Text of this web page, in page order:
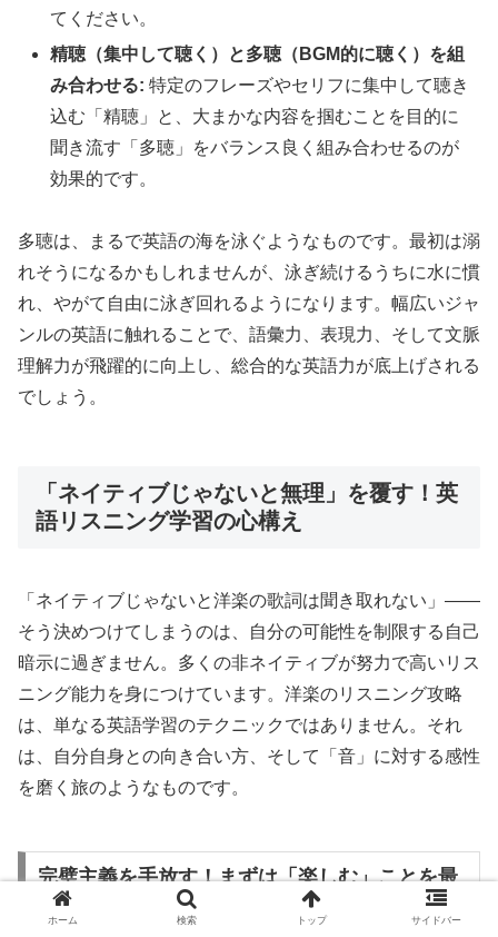
てください。
精聴（集中して聴く）と多聴（BGM的に聴く）を組
み合わせる: 特定のフレーズやセリフに集中して聴き
込む「精聴」と、大まかな内容を掴むことを目的に
聞き流す「多聴」をバランス良く組み合わせるのが
効果的です。
多聴は、まるで英語の海を泳ぐようなものです。最初は溺
れそうになるかもしれませんが、泳ぎ続けるうちに水に慣
れ、やがて自由に泳ぎ回れるようになります。幅広いジャ
ンルの英語に触れることで、語彙力、表現力、そして文脈
理解力が飛躍的に向上し、総合的な英語力が底上げされる
でしょう。
「ネイティブじゃないと無理」を覆す！英
語リスニング学習の心構え
「ネイティブじゃないと洋楽の歌詞は聞き取れない」――
そう決めつけてしまうのは、自分の可能性を制限する自己
暗示に過ぎません。多くの非ネイティブが努力で高いリス
ニング能力を身につけています。洋楽のリスニング攻略
は、単なる英語学習のテクニックではありません。それ
は、自分自身との向き合い方、そして「音」に対する感性
を磨く旅のようなものです。
完璧主義を手放す！まずは「楽しむ」ことを最
優先に
ホーム 検索 トップ サイドバー